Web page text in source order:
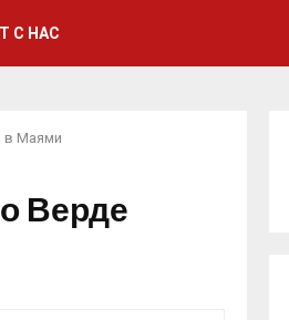
С НАС
в Маями
Верде